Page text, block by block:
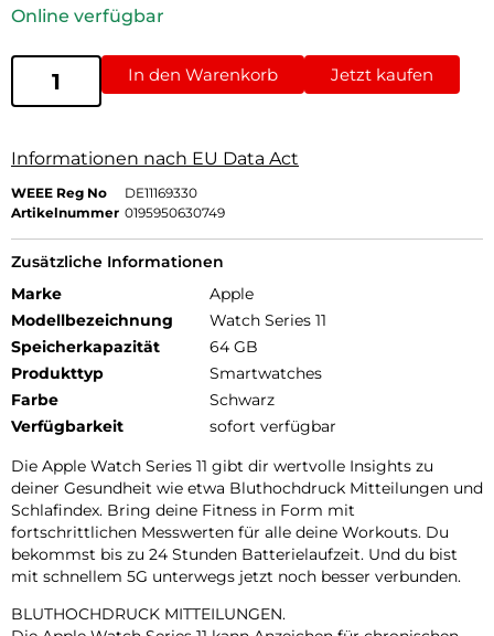
Online verfügbar
In den Warenkorb Jetzt kaufen
Informationen nach EU Data Act
WEEE Reg No
DE11169330
Artikelnummer 0195950630749
Zusätzliche Informationen
Marke
Apple
Modellbezeichnung
Watch Series 11
Speicherkapazität
64 GB
Produkttyp
Smartwatches
Farbe
Schwarz
Verfügbarkeit
sofort verfügbar
Die Apple Watch Series 11 gibt dir wertvolle Insights zu
deiner Gesundheit wie etwa Bluthochdruck Mitteilungen und
Schlafindex. Bring deine Fitness in Form mit
fortschrittlichen Messwerten für alle deine Workouts. Du
bekommst bis zu 24 Stunden Batterielaufzeit. Und du bist
mit schnellem 5G unterwegs jetzt noch besser verbunden.
BLUTHOCHDRUCK MITTEILUNGEN.